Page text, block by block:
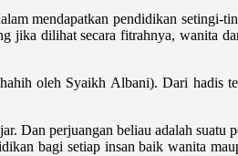
mendapatkan pendidikan setingi-
jika dilihat secara fitrahnya, wanita
oleh Syaikh Albani). Dari hadis
Dan perjuangan beliau adalah
bagi setiap insan baik wanita